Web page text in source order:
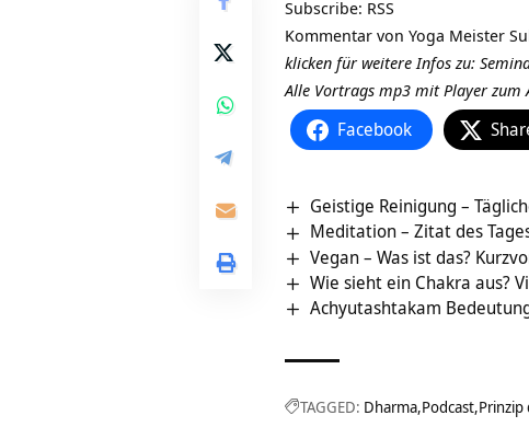
Subscribe: RSS
Kommentar von Yoga Meister
klicken für weitere Infos zu:
Alle Vortrags mp3 mit Player zum
Facebook
Geistige Reinigung –
Meditation – Zitat des
Vegan – Was ist das?
Wie sieht ein Chakra aus?
Achyutashtakam
TAGGED: Dharma Podcast Prinzip